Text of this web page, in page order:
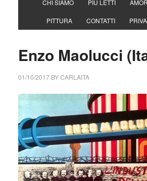
CHI SIAMO PIÙ LETTI
PITTURA CONTATTI
Enzo Maolucci
01/10/2017BYCARLAITA